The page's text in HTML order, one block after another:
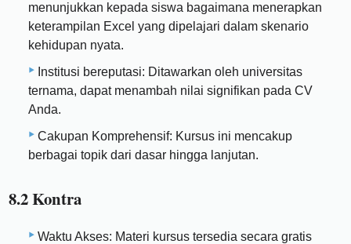
menunjukkan kepada siswa bagaimana menerapkan
keterampilan Excel yang dipelajari dalam skenario
kehidupan nyata.
Institusi bereputasi: Ditawarkan oleh universitas
ternama, dapat menambah nilai signifikan pada CV
Anda.
Cakupan Komprehensif: Kursus ini mencakup
berbagai topik dari dasar hingga lanjutan.
8.2 Kontra
Waktu Akses: Materi kursus tersedia secara gratis